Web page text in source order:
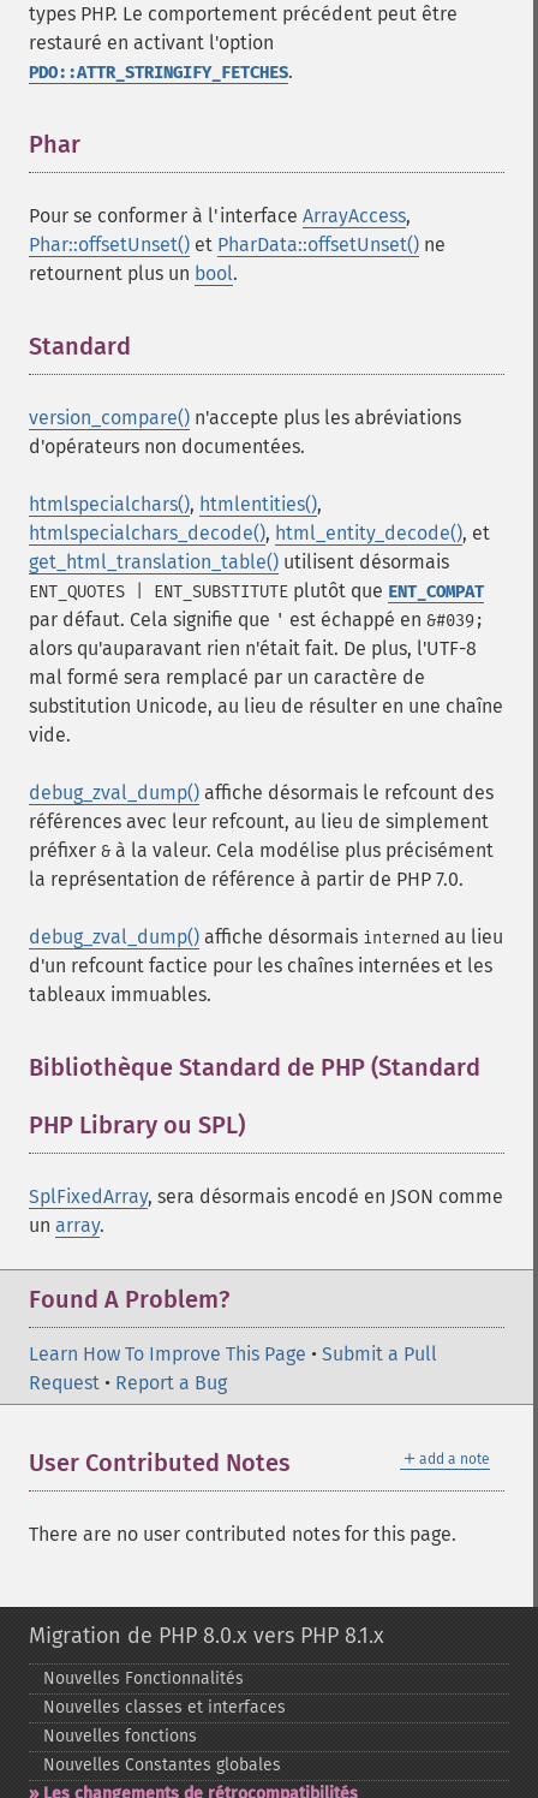
types PHP. Le comportement précédent peut être
restauré en activant l'option
PDO::ATTR_STRINGIFY_FETCHES.
Phar
Pour se conformer à l'interface ArrayAccess,
Phar::offsetUnset() et PharData::offsetUnset() ne
retournent plus un bool.
Standard
version_compare() n'accepte plus les abréviations
d'opérateurs non documentées.
htmlspecialchars(), htmlentities(),
htmlspecialchars_decode(), html_entity_decode(), et
get_html_translation_table() utilisent désormais
ENT_QUOTES | ENT_SUBSTITUTE plutôt que ENT_COMPAT
par défaut. Cela signifie que ' est échappé en &#039;
alors qu'auparavant rien n'était fait. De plus, l'UTF-8
mal formé sera remplacé par un caractère de
substitution Unicode, au lieu de résulter en une chaîne
vide.
debug_zval_dump() affiche désormais le refcount des
références avec leur refcount, au lieu de simplement
préfixer & à la valeur. Cela modélise plus précisément
la représentation de référence à partir de PHP 7.0.
debug_zval_dump() affiche désormais interned au lieu
d'un refcount factice pour les chaînes internées et les
tableaux immuables.
Bibliothèque Standard de PHP (Standard
PHP Library ou SPL)
SplFixedArray, sera désormais encodé en JSON comme
un array.
Found A Problem?
Learn How To Improve This Page • Submit a Pull
Request • Report a Bug
＋ add a note
User Contributed Notes
There are no user contributed notes for this page.
Migration de PHP 8.0.x vers PHP 8.1.x
Nouvelles Fonctionnalités
Nouvelles classes et interfaces
Nouvelles fonctions
Nouvelles Constantes globales
Les changements de rétrocompatibilités